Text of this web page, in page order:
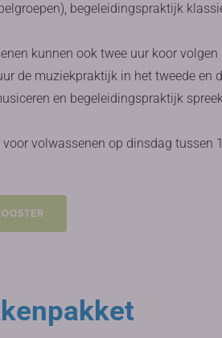
begeleidingspraktijk
kunnen ook twee uur koor
de muziekpraktijk in het tweede en
en begeleidingspraktijk
voor volwassenen op dinsdag tussen